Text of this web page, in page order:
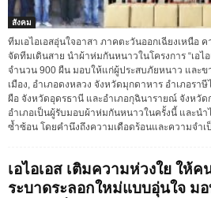
สังคม
ทีมเอไอเอสอุ่นใจอาสา ภาคตะวันออกเฉียงเหนือ
จัดทีมเดินสาย นำผ้าห่มกันหนาวในโครงการ “เอไ
จำนวน 900 ผืน มอบให้แก่ผู้ประสบภัยหนาว และ
เมือง, อำเภอดงหลวง จังหวัดมุกดาหาร อำเภอรา
ผือ จังหวัดอุดรธานี และอำเภอกุฉินารายณ์ จังหวั
อำเภอเป็นผู้รับมอบผ้าห่มกันหนาวในครั้งนี้ และนำ
ซ้ำซ้อน โดยคำนึงถึงความเดือดร้อนและความจ
เอไอเอส เติมความห่วงใย ให้
ระบาดระลอกใหม่แบบอุ่นใจ ม